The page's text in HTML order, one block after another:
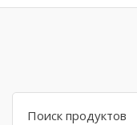
Search
for: